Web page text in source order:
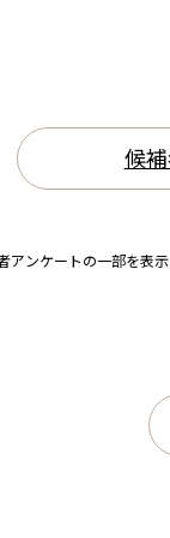
候
ンケートの一部を表示